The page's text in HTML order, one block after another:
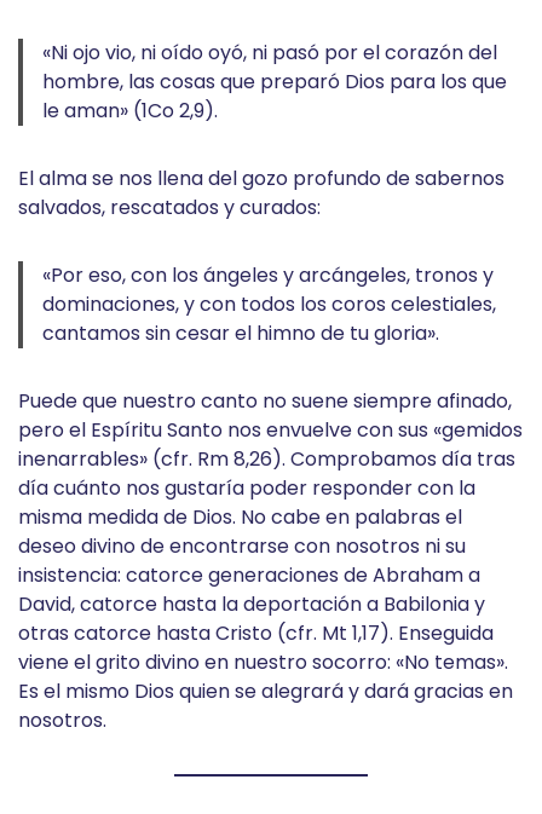
«Ni ojo vio, ni oído oyó, ni pasó por el corazón del
hombre, las cosas que preparó Dios para los que
le aman» (1Co 2,9).
El alma se nos llena del gozo profundo de sabernos
salvados, rescatados y curados:
«Por eso, con los ángeles y arcángeles, tronos y
dominaciones, y con todos los coros celestiales,
cantamos sin cesar el himno de tu gloria».
Puede que nuestro canto no suene siempre afinado,
pero el Espíritu Santo nos envuelve con sus «gemidos
inenarrables» (cfr. Rm 8,26). Comprobamos día tras
día cuánto nos gustaría poder responder con la
misma medida de Dios. No cabe en palabras el
deseo divino de encontrarse con nosotros ni su
insistencia: catorce generaciones de Abraham a
David, catorce hasta la deportación a Babilonia y
otras catorce hasta Cristo (cfr. Mt 1,17). Enseguida
viene el grito divino en nuestro socorro: «No temas».
Es el mismo Dios quien se alegrará y dará gracias en
nosotros.